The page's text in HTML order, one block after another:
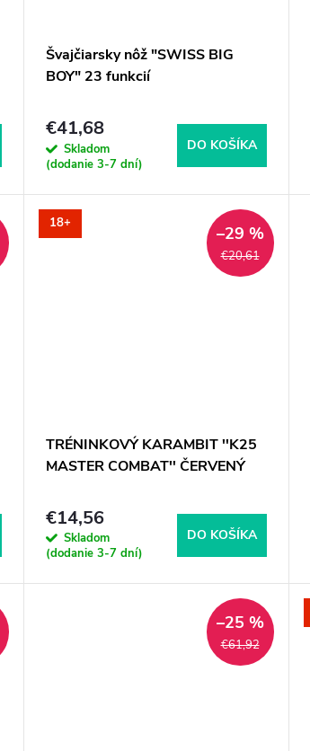
Švajčiarsky nôž "SWISS BIG
BOY" 23 funkcií
€41,68
Skladom
(dodanie 3-7 dní)
DO KOŠÍKA
18+
€20,61
–29 %
TRÉNINKOVÝ KARAMBIT ''K25
MASTER COMBAT'' ČERVENÝ
€14,56
Skladom
(dodanie 3-7 dní)
DO KOŠÍKA
€61,92
–25 %